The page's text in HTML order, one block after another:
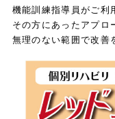
機能訓練指導員がご利
その方にあったアプロ
無理のない範囲で改善